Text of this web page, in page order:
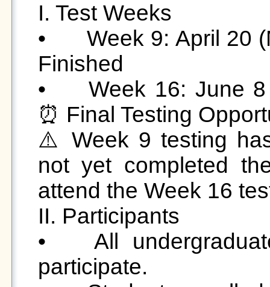
I. Test Weeks
•	Week 9: April 20 (Mon) – April 24 (Fri), 2026  ✅
Finished
•	Week 16: June 8 (Mon) – June 12 (Fri), 2026
⏰ Final Testing
⚠️ Week 9 testing
not yet completed
attend the Week 16
II. Participants
•	All undergraduate students are welcome to
participate.